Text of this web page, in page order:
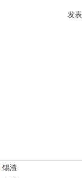
发
锡渣